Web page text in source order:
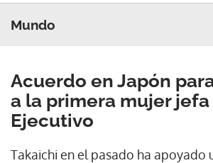
Mundo
Acuerdo en Japón
a la primera mujer
Ejecutivo
Takaichi en el pasado ha apoyado